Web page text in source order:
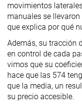
movimientos
manuales se
que explica por qué
Además, su tracción
en control de cada
vimos que su
hace que las 574
que la media, un
su precio accesible.